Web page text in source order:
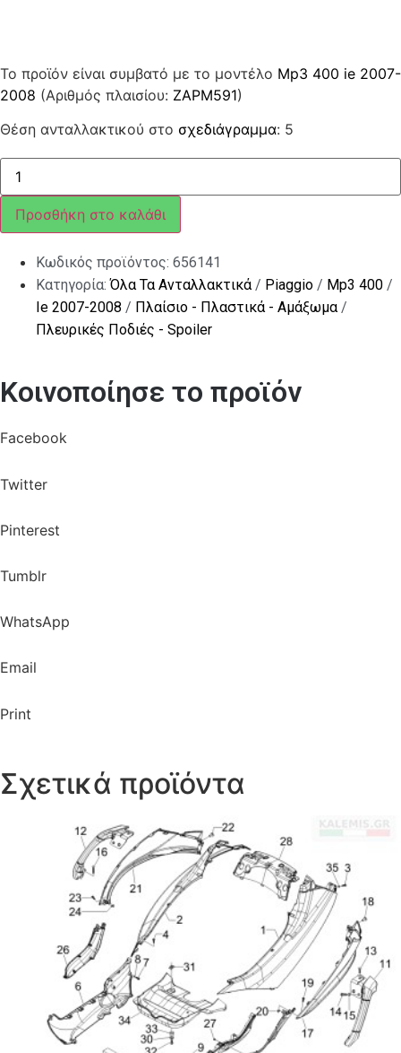
Το προϊόν είναι συμβατό με το μοντέλο Mp3 400 ie 2007-
2008 (Αριθμός πλαισίου: ZAPM591)
Θέση ανταλλακτικού στο σχεδιάγραμμα: 5
ΣΠΟΙΛΕΡ
MP3
AΒΑΦΟ
ΑΡΙΣΤΕΡΟ
ποσότητα
Προσθήκη στο καλάθι
Κωδικός προϊόντος: 656141
Κατηγορία:Όλα Τα Ανταλλακτικά/ Piaggio / Mp3 400 /
Ie 2007-2008 / Πλαίσιο - Πλαστικά - Αμάξωμα/
Πλευρικές Ποδιές - Spoiler
Κοινοποίησε το προϊόν
Facebook
Twitter
Pinterest
Tumblr
WhatsApp
Email
Print
Σχετικά προϊόντα